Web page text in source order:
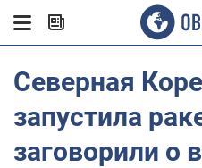
Северная
запустила
заговорили о